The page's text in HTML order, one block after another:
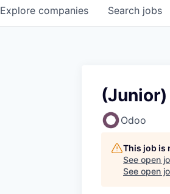
Search jobs
Explore companies
Odoo
This job is
See open
See open